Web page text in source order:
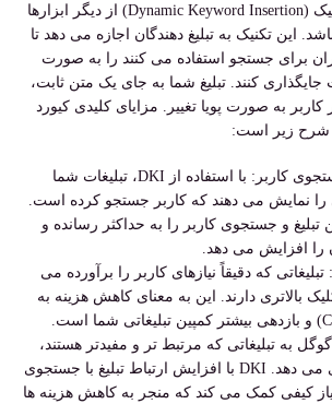
کیورد اینسرشن داینامیک (Dynamic Keyword Insertion) از دیگر ابزارها
این تکنیک به تبلیغ دهندگان اجازه می دهد تا
برای جستجو استفاده می کنند را به صورت
جایگذاری کنند. تبلیغ شما به جای یک متن ثابت،
به صورت پویا تغییر. مزایای کلیدی کیورد
شرح زیر است:
ارتباط بیشتر با جستجوی کاربر: با استفاده از DKI، تبلیغات شما
را نمایش می دهند که کاربر جستجو کرده است.
تبلیغ و جستجوی کاربر را به حداکثر رسانده و
را افزایش می دهد.
که دقیقاً نیازهای کاربر را برآورده می
بالاتری دارند. این به معنای کاهش هزینه به
گوگل به تبلیغاتی که مرتبط تر و مفیدتر هستند،
امتیاز کیفی بالاتری می دهد. DKI با افزایش ارتباط تبلیغ با جستجوی
کیفی کمک می کند که منجر به کاهش هزینه ها